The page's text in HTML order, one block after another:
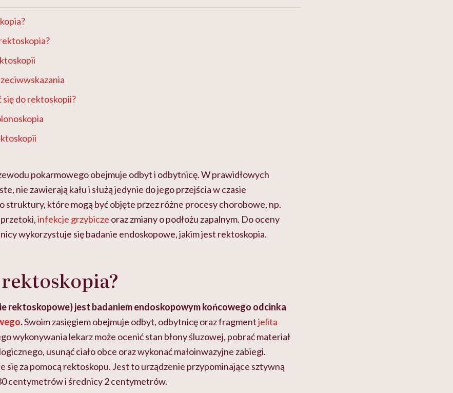
do rektoskopii?
pokarmowego obejmuje odbyt i odbytnicę. W prawidłowych
nie zawierają kału i służą jedynie do jego przejścia w czasie
struktury, które mogą być objęte przez różne procesy chorobowe, np.
infekcje grzybicze oraz zmiany o podłożu zapalnym. Do oceny
wykorzystuje się badanie endoskopowe, jakim jest rektoskopia.
rektoskopowe) jest badaniem endoskopowym końcowego odcinka
.Swoim zasięgiem obejmuje odbyt, odbytnicę oraz fragmentjelita
wykonywania lekarz może ocenić stan błony śluzowej, pobrać materiał
usunąć ciało obce oraz wykonać małoinwazyjne zabiegi.
się za pomocą rektoskopu. Jest to urządzenie przypominające sztywną
centymetrów i średnicy 2 centymetrów.